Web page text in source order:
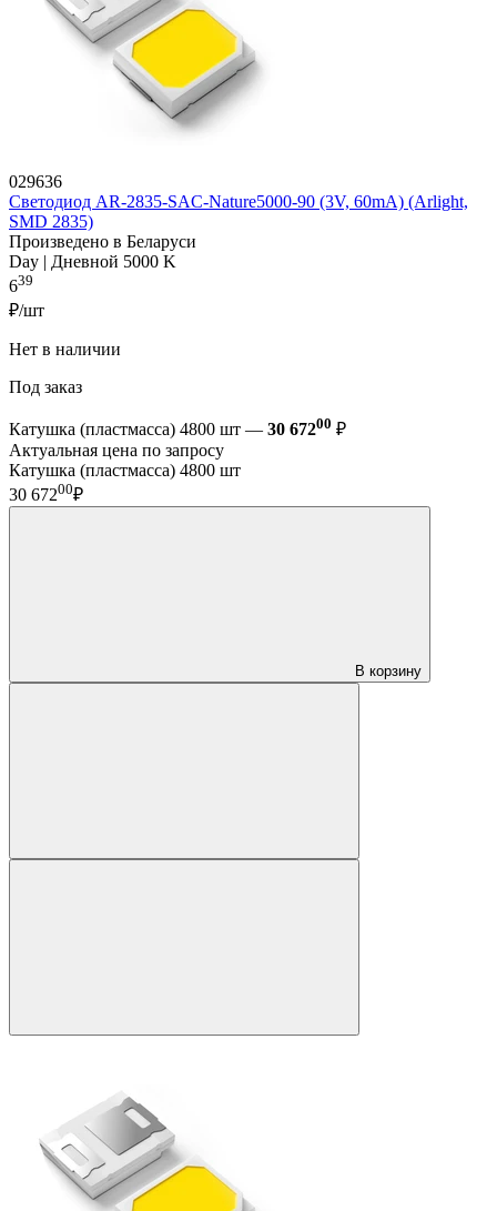
029636
Светодиод AR-2835-SAC-Nature5000-90 (3V, 60mA) (Arlight,
SMD 2835)
Произведено в Беларуси
Day | Дневной 5000 K
639
₽/шт
Нет в наличии
Под заказ
Катушка (пластмасса) 4800 шт — 30 67200 ₽
Актуальная цена по запросу
Катушка (пластмасса) 4800 шт
30 67200₽
В корзину